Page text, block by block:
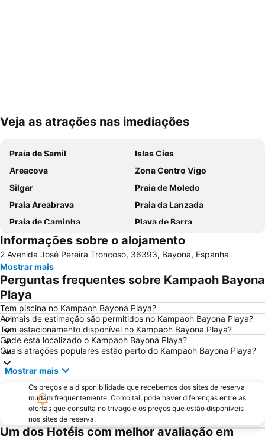
Ampliar mapa
Veja as atrações nas imediações
Praia de Samil
Islas Cíes
Areacova
Zona Centro Vigo
Silgar
Praia de Moledo
Praia Areabrava
Praia da Lanzada
Praia de Caminha
Playa de Barra
Vila Praia de Âncora
do Cabedelo
Praia Fluvial do Taboão
Vigo-Guixar
A Lanzada- O Espiñeiro
Paseo Marítimo de Baiona
Luz
Recinto Ferial de Vigo
Praia da Foz do Minho
América
Raxó
Patos
Puerto de Baiona
Montalvo
Praia Afife
Puerto de Aldán
Moledo
Praia de Baltar
Posto de Turismo de Valença do Minho
Porto de Vigo
Puerto O Grove
Areas
Informações sobre o alojamento
2 Avenida José Pereira Troncoso, 36393, Bayona, Espanha
Mostrar mais
Perguntas frequentes sobre Kampaoh Bayona
Playa
Tem piscina no Kampaoh Bayona Playa?
Animais de estimação são permitidos no Kampaoh Bayona Playa?
Tem estacionamento disponível no Kampaoh Bayona Playa?
Onde está localizado o Kampaoh Bayona Playa?
Quais atrações populares estão perto do Kampaoh Bayona Playa?
Mostrar mais
Os preços e a disponibilidade que recebemos dos sites de reserva
mudam frequentemente. Como tal, pode haver diferenças entre as
ofertas que consulta no trivago e os preços que estão disponíveis
nos sites de reserva.
Um dos Hotéis com melhor avaliação em